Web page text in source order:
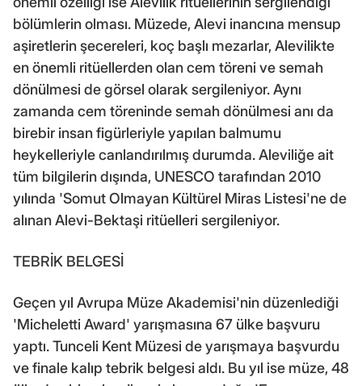
bölümlerin olması. Müzede, Alevi inancına mensup
aşiretlerin şecereleri, koç başlı mezarlar, Alevilikte
en önemli ritüellerden olan cem töreni ve semah
dönülmesi de görsel olarak sergileniyor. Aynı
zamanda cem töreninde semah dönülmesi anı da
birebir insan figürleriyle yapılan balmumu
heykelleriyle canlandırılmış durumda. Aleviliğe ait
tüm bilgilerin dışında, UNESCO tarafından 2010
yılında 'Somut Olmayan Kültürel Miras Listesi'ne de
alınan Alevi-Bektaşi ritüelleri sergileniyor.
TEBRİK BELGESİ
Geçen yıl Avrupa Müze Akademisi'nin düzenlediği
'Micheletti Award' yarışmasına 67 ülke başvuru
yaptı. Tunceli Kent Müzesi de yarışmaya başvurdu
ve finale kalıp tebrik belgesi aldı. Bu yıl ise müze, 48